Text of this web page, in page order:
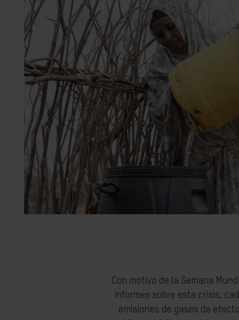
Con motivo de la Semana
informes sobre esta crisis,
emisiones de gases de